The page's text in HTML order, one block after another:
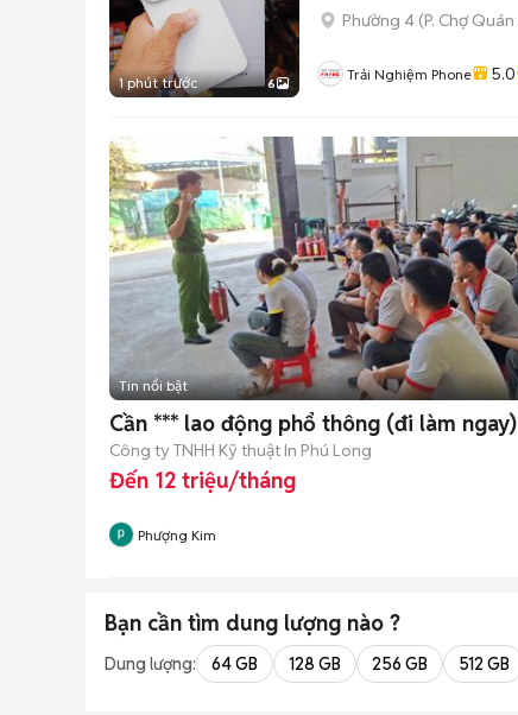
1 phút trước 6
Phường 4 (P. Chợ Quán
Trải Nghiệm Phone 5.0
Tin nổi bật
Cần *** lao động phổ thông (đi làm ngay)
Công ty TNHH Kỹ thuật In Phú Long
Đến 12 triệu/tháng
Phượng Kim
Bạn cần tìm dung lượng nào ?
Dung lượng: 64 GB 128 GB 256 GB 512 GB